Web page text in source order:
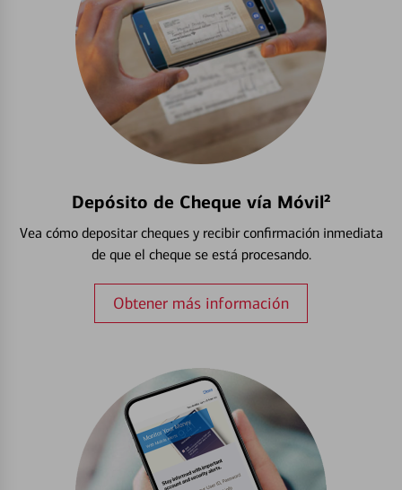
Depósito de Cheque vía Móvil²
Vea cómo depositar cheques y recibir confirmación inmediata
de que el cheque se está procesando.
Obtener más información